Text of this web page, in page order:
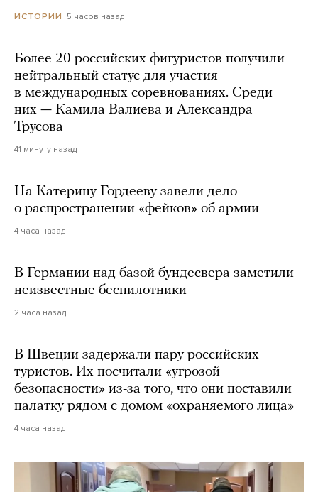
ИСТОРИИ 5 часов назад
Более 20 российских фигуристов получили
нейтральный статус для участия
в международных соревнованиях. Среди
них — Камила Валиева и Александра
Трусова
41 минуту назад
На Катерину Гордееву завели дело
о распространении «фейков» об армии
4 часа назад
В Германии над базой бундесвера заметили
неизвестные беспилотники
2 часа назад
В Швеции задержали пару российских
туристов. Их посчитали «угрозой
безопасности» из-за того, что они поставили
палатку рядом с домом «охраняемого лица»
4 часа назад